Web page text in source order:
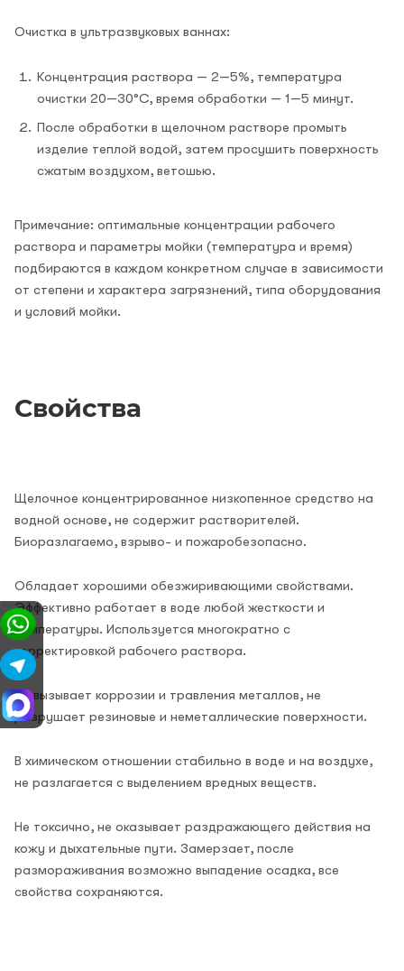
Очистка в ультразвуковых ваннах:
Концентрация раствора — 2—5%, температура
очистки 20—30°С, время обработки — 1—5 минут.
После обработки в щелочном растворе промыть
изделие теплой водой, затем просушить поверхность
сжатым воздухом, ветошью.
Примечание: оптимальные концентрации рабочего
раствора и параметры мойки (температура и время)
подбираются в каждом конкретном случае в зависимости
от степени и характера загрязнений, типа оборудования
и условий мойки.
Свойства
Щелочное концентрированное низкопенное средство на
водной основе, не содержит растворителей.
Биоразлагаемо, взрыво- и пожаробезопасно.
Обладает хорошими обезжиривающими свойствами.
Эффективно работает в воде любой жесткости и
температуры. Используется многократно с
корректировкой рабочего раствора.
Не вызывает коррозии и травления металлов, не
разрушает резиновые и неметаллические поверхности.
В химическом отношении стабильно в воде и на воздухе,
не разлагается с выделением вредных веществ.
Не токсично, не оказывает раздражающего действия на
кожу и дыхательные пути. Замерзает, после
размораживания возможно выпадение осадка, все
свойства сохраняются.